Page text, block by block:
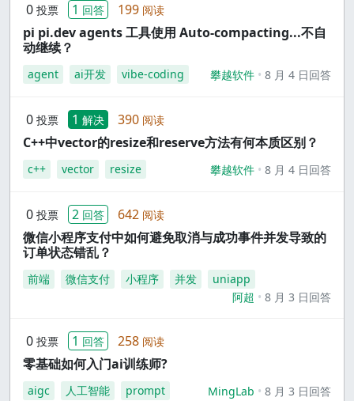
0 投票 1 回答 199 阅读
pi pi.dev agents 工具使用 Auto-compacting...不自
动继续？
agent ai开发 vibe-coding 攀越软件 8 月 4 日回答
0 投票 1 解决 390 阅读
C++中vector的resize和reserve方法有何本质区别？
c++ vector resize 攀越软件 8 月 4 日回答
0 投票 2 回答 642 阅读
微信小程序支付中如何避免取消与成功事件并发导致的
订单状态错乱？
前端 微信支付 小程序 并发
uniapp
阿超
8 月 3 日回答
0 投票 1 回答 258 阅读
零基础如何入门ai训练师?
aigc 人工智能 prompt MingLab 8 月 3 日回答